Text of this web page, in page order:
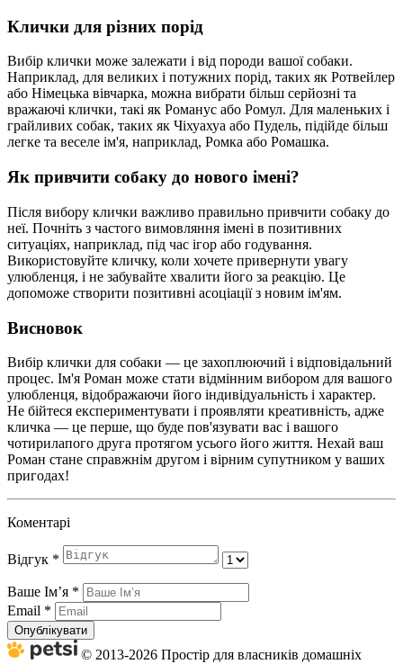
Клички для різних порід
Вибір клички може залежати і від породи вашої собаки.
Наприклад, для великих і потужних порід, таких як Ротвейлер
або Німецька вівчарка, можна вибрати більш серйозні та
вражаючі клички, такі як Романус або Ромул. Для маленьких і
грайливих собак, таких як Чіхуахуа або Пудель, підійде більш
легке та веселе ім'я, наприклад, Ромка або Ромашка.
Як привчити собаку до нового імені?
Після вибору клички важливо правильно привчити собаку до
неї. Почніть з частого вимовляння імені в позитивних
ситуаціях, наприклад, під час ігор або годування.
Використовуйте кличку, коли хочете привернути увагу
улюбленця, і не забувайте хвалити його за реакцію. Це
допоможе створити позитивні асоціації з новим ім'ям.
Висновок
Вибір клички для собаки — це захоплюючий і відповідальний
процес. Ім'я Роман може стати відмінним вибором для вашого
улюбленця, відображаючи його індивідуальність і характер.
Не бійтеся експериментувати і проявляти креативність, адже
кличка — це перше, що буде пов'язувати вас і вашого
чотирилапого друга протягом усього його життя. Нехай ваш
Роман стане справжнім другом і вірним супутником у ваших
пригодах!
Коментарі
Відгук *
Ваше Імʼя *
Email *
Опублікувати
© 2013-2026 Простір для власників домашніх